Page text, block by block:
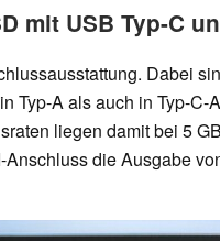
mit USB Typ-C
Dabei
Typ-A als auch in Typ-C-
liegen damit bei 5
die Ausgabe